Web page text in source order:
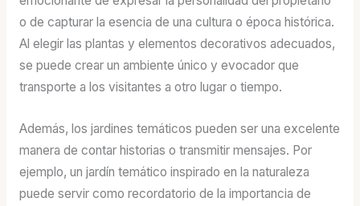
o de capturar la esencia de una cultura o época histórica.
Al elegir las plantas y elementos decorativos adecuados,
se puede crear un ambiente único y evocador que
transporte a los visitantes a otro lugar o tiempo.
Además, los jardines temáticos pueden ser una excelente
manera de contar historias o transmitir mensajes. Por
ejemplo, un jardín temático inspirado en la naturaleza
puede servir como recordatorio de la importancia de